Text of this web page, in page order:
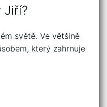
Jiří?
světě. Ve většině
který zahrnuje